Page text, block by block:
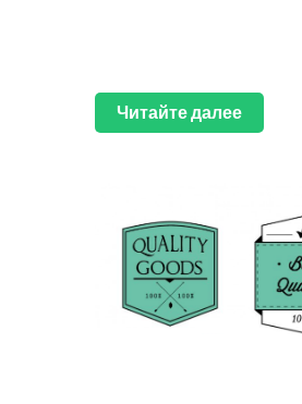
Читайте далее